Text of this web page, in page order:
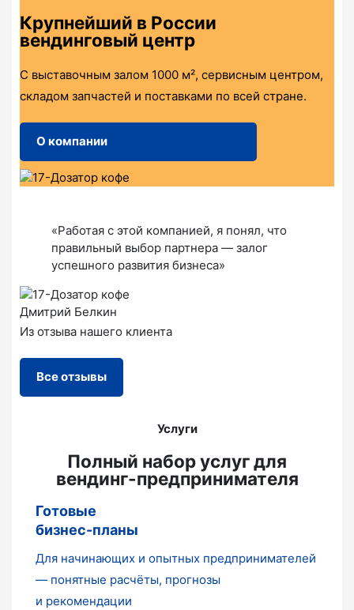
Крупнейший в России
вендинговый центр
С выставочным залом 1000 м², сервисным центром,
складом запчастей и поставками по всей стране.
О компании
«Работая с этой компанией, я понял, что
правильный выбор партнера — залог
успешного развития бизнеса»
Дмитрий Белкин
Из отзыва нашего клиента
Все отзывы
Услуги
Полный набор услуг для
вендинг-предпринимателя
Готовые
бизнес-планы
Для начинающих и опытных предпринимателей
— понятные расчёты, прогнозы
и рекомендации